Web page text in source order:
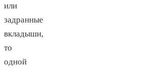
или
задранные
вкладыши,
то
одной